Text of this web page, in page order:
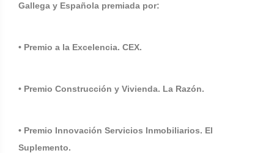
Gallega y Española premiada por:
• Premio a la Excelencia. CEX.
• Premio Construcción y Vivienda. La Razón.
• Premio Innovación Servicios Inmobiliarios. El
Suplemento.